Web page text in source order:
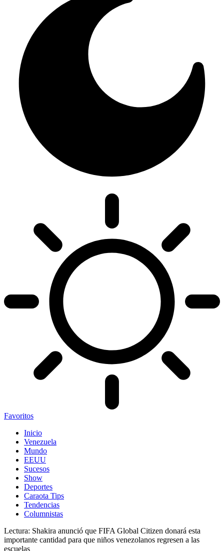
Favoritos
Inicio
Venezuela
Mundo
EEUU
Sucesos
Show
Deportes
Caraota Tips
Tendencias
Columnistas
Lectura: Shakira anunció que FIFA Global Citizen donará esta
importante cantidad para que niños venezolanos regresen a las
escuelas